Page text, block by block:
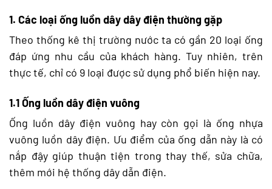
1. Các loại ống luồn dây dây điện thường gặp
Theo thống kê thị trường nước ta có gần 20 loại ống
đáp ứng nhu cầu của khách hàng. Tuy nhiên, trên
thực tế, chỉ có 9 loại được sử dụng phổ biến hiện nay.
1.1 Ống luồn dây điện vuông
Ống luồn dây điện vuông hay còn gọi là ống nhựa
vuông luồn dây điện. Ưu điểm của ống dẫn này là có
nắp đậy giúp thuận tiện trong thay thế, sửa chữa,
thêm mới hệ thống dây dẫn điện.